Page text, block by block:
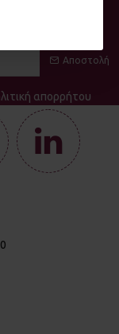
Αποστολή
απορρήτου